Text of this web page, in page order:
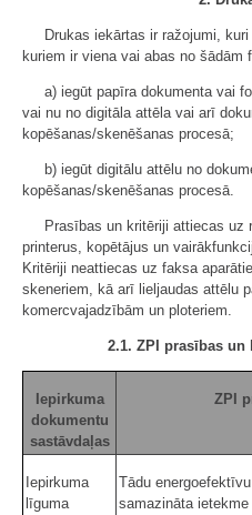
Drukas iekārtas ir ražojumi,
kuriem ir viena vai abas no šādām
a) iegūt papīra dokumenta vai
vai nu no digitāla attēla vai arī
kopēšanas/skenēšanas procesā;
b) iegūt digitālu attēlu no
kopēšanas/skenēšanas procesā.
Prasības un kritēriji attiecas uz
printerus, kopētājus un
Kritēriji neattiecas uz faksa
skeneriem, kā arī lieljaudas attēlu
komercvajadzībām un ploteriem.
2.1. ZPI prasības
Iepirkuma
dokumentu
sastāvdaļas
ZPI
Iepirkuma
līguma
Tādu
samazināta